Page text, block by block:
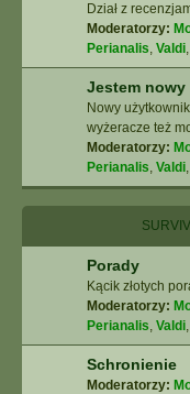
Dział z
Moderatorzy:
Perianalis, Valdi,
Jestem nowy
Nowy
wyżeracze też
Moderatorzy:
Perianalis, Valdi,
Porady
Kącik złotych
Moderatorzy:
Perianalis, Valdi,
Schronienie
Moderatorzy: